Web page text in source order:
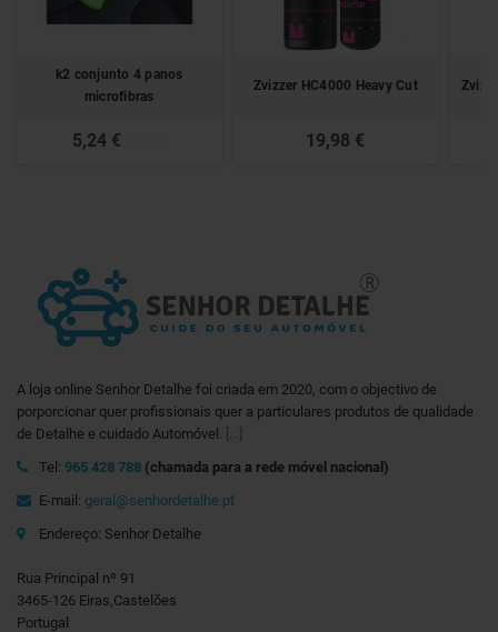
k2 conjunto 4 panos
microfibras
5,24 €
Zvizzer HC4000 Heavy Cut
19,98 €
A loja online Senhor Detalhe foi criada em 2020, com o objectivo de
porporcionar quer profissionais quer a particulares produtos de qualidade
de Detalhe e cuidado Automóvel. [...]
Tel: 965 428 788 (chamada para a rede móvel nacional)
E-mail: geral@senhordetalhe.pt
Endereço: Senhor Detalhe
Rua Principal nº 91
3465-126 Eiras,Castelões
Portugal